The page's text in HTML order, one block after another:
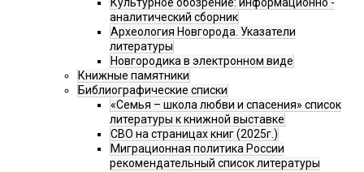
Культурное обозрение: информационно -
аналитический сборник
Археология Новгорода. Указатели
литературы
Новгородика в электронном виде
Книжные памятники
Библиографические списки
«Семья – школа любви и спасения» список
литературы к книжной выставке
СВО на страницах книг (2025г.)
Миграционная политика России
рекомендательный список литературы